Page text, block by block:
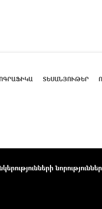
ՏԵՍԱՆՅՈՒԹԵՐ
նորություններ